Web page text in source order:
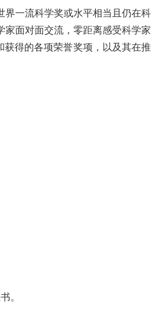
界一流科学奖或水平相当且仍在科
面对面交流，零距离感受科学家
获得的各项荣誉奖项，以及其在推
。